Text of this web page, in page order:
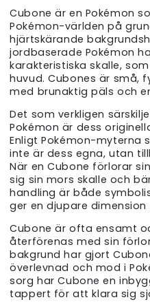
Cubone är en Pokémon
Pokémon-världen på
hjärtskärande
jordbaserade Pokémon
karakteristiska skalle,
huvud. Cubones är små,
med brunaktig päls och
Det som verkligen
Pokémon är dess
Enligt Pokémon-myterna
inte är dess egna, utan
När en Cubone förlorar
sig sin mors skalle och
handling är både
ger en djupare
Cubone är ofta ensamt
återförenas med sin
bakgrund har gjort
överlevnad och mod i
sorg har Cubone en
tappert för att klara sig